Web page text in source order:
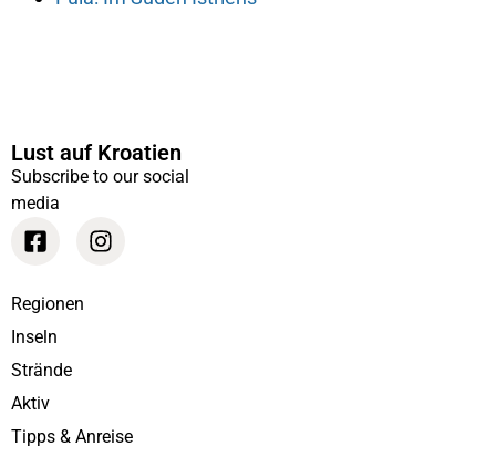
Lust auf Kroatien
Subscribe to our social
media
Regionen
Inseln
Strände
Aktiv
Tipps & Anreise